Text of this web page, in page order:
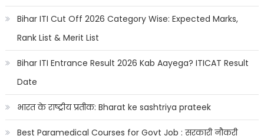
Bihar ITI Cut Off 2026 Category Wise: Expected Marks,
Rank List & Merit List
Bihar ITI Entrance Result 2026 Kab Aayega? ITICAT Result
Date
भारत के राष्ट्रीय प्रतीक: Bharat ke sashtriya prateek
Best Paramedical Courses for Govt Job : सरकारी नौकरी